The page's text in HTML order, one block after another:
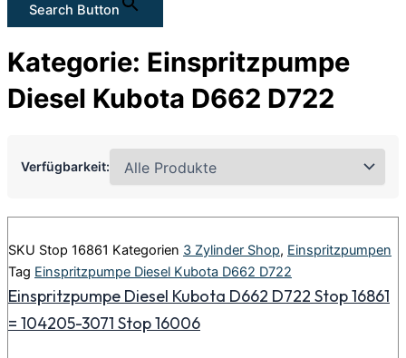
Search Button
Kategorie: Einspritzpumpe
Diesel Kubota D662 D722
Verfügbarkeit:
SKU Stop 16861 Kategorien 3 Zylinder Shop, Einspritzpumpen
Tag Einspritzpumpe Diesel Kubota D662 D722
Einspritzpumpe Diesel Kubota D662 D722 Stop 16861
= 104205-3071 Stop 16006